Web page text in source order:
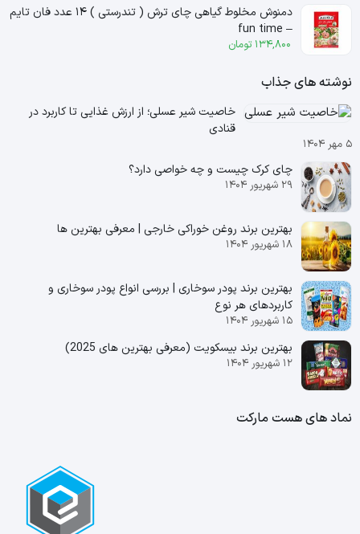
دمنوش مخلوط گیاهی چای ترش ( تندرستی ) ۱۴ عدد فان تایم
– fun time
134,800 تومان
نوشته های جذاب
خاصیت شیر عسلی؛ از ارزش غذایی تا کاربرد در
قنادی
۵ مهر ۱۴۰۴
چای کرک چیست و چه خواصی دارد؟
۲۹ شهریور ۱۴۰۴
بهترین برند روغن خوراکی خارجی | معرفی بهترین ها
۱۸ شهریور ۱۴۰۴
بهترین برند پودر سوخاری | بررسی انواع پودر سوخاری و
کاربردهای هر نوع
۱۵ شهریور ۱۴۰۴
بهترین برند بیسکویت (معرفی بهترین‌ های 2025)
۱۲ شهریور ۱۴۰۴
نماد های هست مارکت